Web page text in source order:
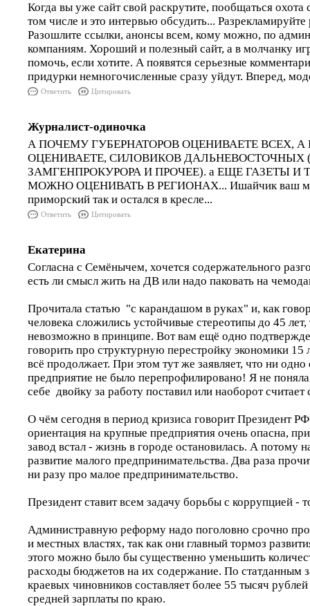
Когда вы уже сайт свой раскрутите, пообщаться
том числе и это интервью обсудить...
Разошлите ссылки, анонсы всем, кому можно, по
компаниям. Хороший и полезный сайт, а в молчанку
помочь, если хотите. А появятся серьезные
придурки немногочисленные сразу уйдут. Вперед,
Ответить Цитировать
Журналист-одиночка
А ПОЧЕМУ ГУБЕРНАТОРОВ ОЦЕНИВАЕТЕ ВСЕХ, А
ОЦЕНИВАЕТЕ, СИЛОВИКОВ ДАЛЬНЕВОСТОЧНЫХ
ЗАМГЕНПРОКУРОРА И ПРОЧЕЕ). а ЕЩЕ ГАЗЕТЫ
МОЖНО ОЦЕНИВАТЬ В РЕГИОНАХ... Ишайчик ваш
приморский так и остался в кресле...
Ответить Цитировать
Екатерина
Согласна с Семёнычем, хочется содержательного
есть ли смысл жить на ДВ или надо паковать на
Прочитала статью "с карандашом в руках" и, как
человека сложились устойчивые стереотипы до 45
невозможно в принципе. Вот вам ещё одно
говорить про структурную перестройку экономики 15
всё продолжает. При этом тут же заявляет, что ни
предприятие не было перепрофилировано! Я не
себе двойку за работу поставил или наоборот
О чём сегодня в период кризиса говорит Президент
ориентация на крупные предприятия очень опасна,
завод встал - жизнь в городе остановилась. А потому
развитие малого предпринимательства. Два раза
ни разу про малое предпринимательство.
Президент ставит всем задачу борьбы с коррупцией -
Администравную реформу надо поголовно срочно
и местных властях, так как они главный тормоз
этого можно было бы существенно уменьшить
расходы бюджетов на их содержание. По статданным
краевых чиновников составляет более 55 тысяч
средней зарплаты по краю.